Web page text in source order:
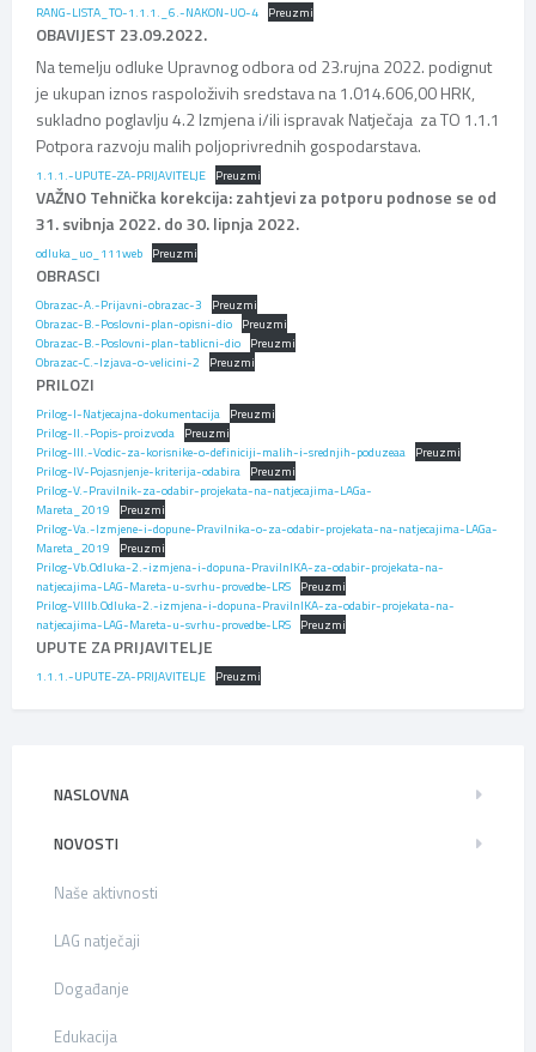
RANG-LISTA_TO-1.1.1._6.-NAKON-UO-4 Preuzmi
OBAVIJEST 23.09.2022.
Na temelju odluke Upravnog odbora od 23.rujna 2022. podignut
je ukupan iznos raspoloživih sredstava na 1.014.606,00 HRK,
sukladno poglavlju 4.2 Izmjena i/ili ispravak Natječaja za TO 1.1.1
Potpora razvoju malih poljoprivrednih gospodarstava.
1.1.1.-UPUTE-ZA-PRIJAVITELJE Preuzmi
VAŽNO Tehnička korekcija: zahtjevi za potporu podnose se od
31. svibnja 2022. do 30. lipnja 2022.
odluka_uo_111web Preuzmi
OBRASCI
Obrazac-A.-Prijavni-obrazac-3
Preuzmi
Obrazac-B.-Poslovni-plan-opisni-dio Preuzmi
Obrazac-B.-Poslovni-plan-tablicni-dio Preuzmi
Obrazac-C.-Izjava-o-velicini-2
Preuzmi
PRILOZI
Prilog-I-Natjecajna-dokumentacija Preuzmi
Prilog-II.-Popis-proizvoda Preuzmi
Prilog-III.-Vodic-za-korisnike-o-definiciji-malih-i-srednjih-poduzeaa Preuzmi
Prilog-IV-Pojasnjenje-kriterija-odabira Preuzmi
Prilog-V.-Pravilnik-za-odabir-projekata-na-natjecajima-LAGa-
Mareta_2019
Preuzmi
Prilog-Va.-Izmjene-i-dopune-Pravilnika-o-za-odabir-projekata-na-natjecajima-LAGa-
Mareta_2019
Preuzmi
Prilog-Vb.Odluka-2.-izmjena-i-dopuna-PravilnIKA-za-odabir-projekata-na-
natjecajima-LAG-Mareta-u-svrhu-provedbe-LRS Preuzmi
Prilog-VIIIb.Odluka-2.-izmjena-i-dopuna-PravilnIKA-za-odabir-projekata-na-
natjecajima-LAG-Mareta-u-svrhu-provedbe-LRS Preuzmi
UPUTE ZA PRIJAVITELJE
1.1.1.-UPUTE-ZA-PRIJAVITELJE Preuzmi
NASLOVNA
NOVOSTI
Naše aktivnosti
LAG natječaji
Događanje
Edukacija